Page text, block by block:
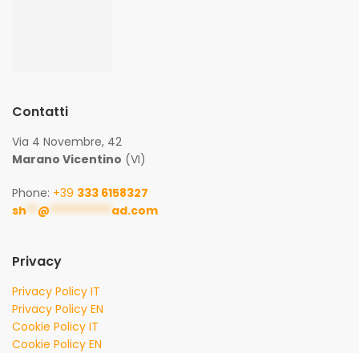
Contatti
Via 4 Novembre, 42
Marano Vicentino (VI)
Phone: +39 333 6158327
sh ** @ *********** ad.com
Privacy
Privacy Policy IT
Privacy Policy EN
Cookie Policy IT
Cookie Policy EN